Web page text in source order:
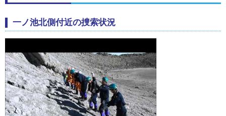
一ノ池北側付近の捜索状況